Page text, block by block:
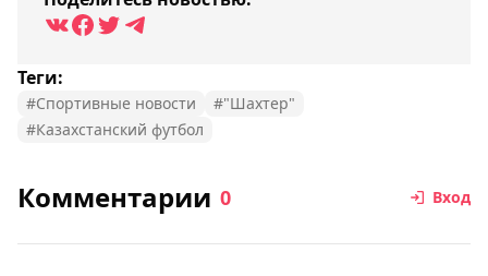
Теги:
#Спортивные новости
#"Шахтер"
#Казахстанский футбол
Комментарии 0 Вход